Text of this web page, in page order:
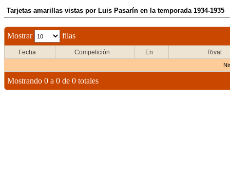
Tarjetas amarillas vistas por Luis Pasarín en la temporada 1934-1935
Mostrar filas
Fecha Competición En Rival
Mostrando 0 a 0 de 0 totales